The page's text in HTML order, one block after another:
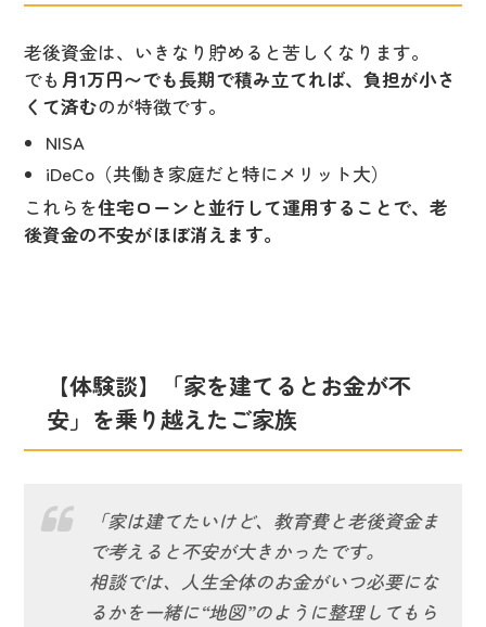
老後資金は、いきなり貯めると苦しくなります。
でも月1万円〜でも長期で積み立てれば、負担が小さ
くて済むのが特徴です。
NISA
iDeCo（共働き家庭だと特にメリット大）
これらを住宅ローンと並行して運用することで、老
後資金の不安がほぼ消えます。
【体験談】「家を建てるとお金が不
安」を乗り越えたご家族
「家は建てたいけど、教育費と老後資金ま
で考えると不安が大きかったです。
相談では、人生全体のお金がいつ必要にな
るかを一緒に“地図”のように整理してもら